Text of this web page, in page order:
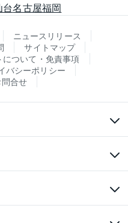
台名古屋福岡
ニュースリリース
サイトマップ
について・免責事項
バシーポリシー
合せ